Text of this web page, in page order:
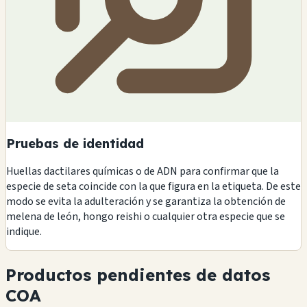
Pruebas de identidad
Huellas dactilares químicas o de ADN para confirmar que la
especie de seta coincide con la que figura en la etiqueta. De este
modo se evita la adulteración y se garantiza la obtención de
melena de león, hongo reishi o cualquier otra especie que se
indique.
Productos pendientes de datos
COA